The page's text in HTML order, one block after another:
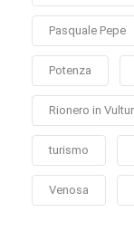
Pasquale Pepe
Potenza
Rionero in
turismo
Venosa